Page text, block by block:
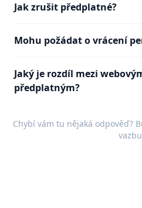
Jak zrušit předplatné?
Mohu požádat o vrácení
Jaký je rozdíl mezi
předplatným?
Chybí vám tu nějaká odpověď?
vazbu